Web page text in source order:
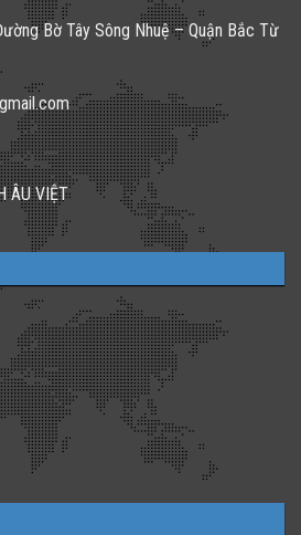
Bờ Tây Sông Nhuệ – Quận Bắc Từ
ÂU VIỆT